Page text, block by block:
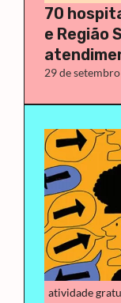
70
e Região
29 de
atividade